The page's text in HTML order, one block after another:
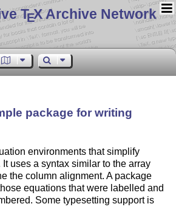
TEX Archive Network
package for writing
environments that simplify
uses a syntax similar to the array
the column alignment. A package
equations that were labelled and
Some typesetting support is